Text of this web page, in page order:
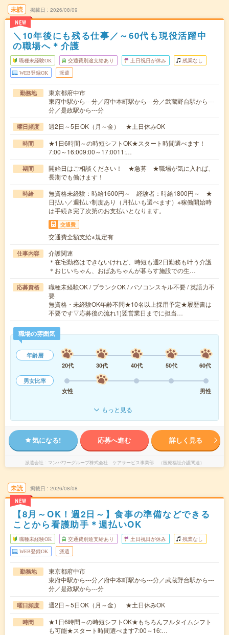
未読
NEW
掲載日 2026/08/09
＼10年後にも残る仕事／～60代も現役活躍中
の職場へ＊介護
職種未経験OK 交通費別途支給あり 土日祝日が休み 残業なし
WEB登録OK 派遣
勤務地
東京都府中市
東府中駅から---分／府中本町駅から---分／武蔵野台駅から---
分／是政駅から---分
曜日頻度 週2日～5日OK（月～金） ★土日休みOK
時間
★1日6時間～の時短シフトOK★スタート時間選べます！
7:00～16:009:00～17:0011:…
期間
開始日はご相談ください！ ★急募 ★職場が気に入れば、
長期でも働けます！
時給
無資格未経験：時給1600円～ 経験者：時給1800円～ ★
日払い／週払い制度あり（月払いも選べます）※稼働開始時
は手続き完了次第のお支払いとなります。
交通費
交通費全額支給※規定有
仕事内容
介護関連
＊在宅勤務はできないけれど、時短も週2日勤務も叶う介護
＊おじいちゃん、おばあちゃんが暮らす施設での生…
応募資格
職種未経験OK / ブランクOK / パソコンスキル不要 / 英語力不
要
無資格・未経験OK年齢不問★10名以上採用予定★履歴書は
不要です▽応募後の流れ1)翌営業日までに担当…
職場の雰囲気
年齢層
20代
30代 40代 50代
60代
男女比率
女性
男性
もっと見る
気になる! 応募へ進む 詳しく見る
派遣会社 マンパワーグループ株式会社 ケアサービス事業部 （医療福祉介護関連）
未読
NEW
掲載日 2026/08/08
【8月～OK！週2日～】食事の準備などできる
ことから看護助手＊週払いOK
職種未経験OK 交通費別途支給あり 土日祝日が休み 残業なし
WEB登録OK 派遣
勤務地
東京都府中市
東府中駅から---分／府中本町駅から---分／武蔵野台駅から---
分／是政駅から---分
曜日頻度 週2日～5日OK（月～金） ★土日休みOK
時間
★1日6時間～の時短シフトOK★もちろんフルタイムシフト
も可能★スタート時間選べます7:00～16:…